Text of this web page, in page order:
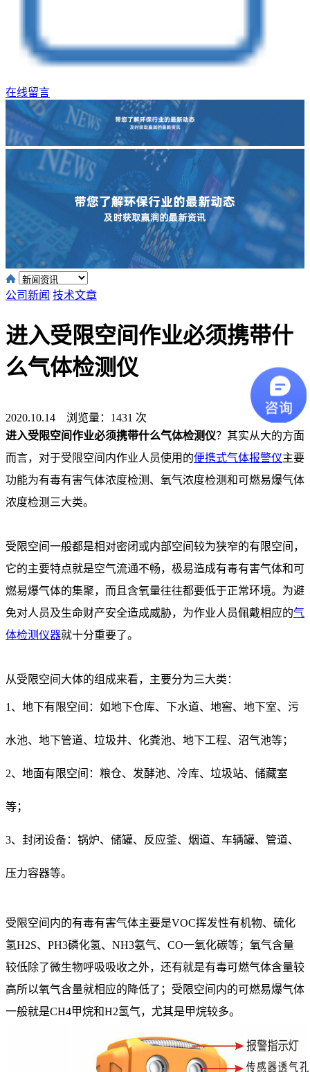
在线留言
公司新闻 技术文章
进入受限空间作业必须携带什
么气体检测仪
2020.10.14 浏览量：1431 次
进入受限空间作业必须携带什么气体检测仪？其实从大的方面
而言，对于受限空间内作业人员使用的便携式气体报警仪主要
功能为有毒有害气体浓度检测、氧气浓度检测和可燃易爆气体
浓度检测三大类。
受限空间一般都是相对密闭或内部空间较为狭窄的有限空间，
它的主要特点就是空气流通不畅，极易造成有毒有害气体和可
燃易爆气体的集聚，而且含氧量往往都要低于正常环境。为避
免对人员及生命财产安全造成威胁，为作业人员佩戴相应的气
体检测仪器就十分重要了。
从受限空间大体的组成来看，主要分为三大类：
1、地下有限空间：如地下仓库、下水道、地窖、地下室、污
水池、地下管道、垃圾井、化粪池、地下工程、沼气池等；
2、地面有限空间：粮仓、发酵池、冷库、垃圾站、储藏室
等；
3、封闭设备：锅炉、储罐、反应釜、烟道、车辆罐、管道、
压力容器等。
受限空间内的有毒有害气体主要是VOC挥发性有机物、硫化
氢H2S、PH3磷化氢、NH3氨气、CO一氧化碳等；氧气含量
较低除了微生物呼吸吸收之外，还有就是有毒可燃气体含量较
高所以氧气含量就相应的降低了；受限空间内的可燃易爆气体
一般就是CH4甲烷和H2氢气，尤其是甲烷较多。